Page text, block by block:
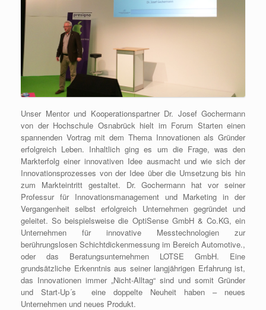
Unser Mentor und Kooperationspartner Dr. Josef Gochermann
von der Hochschule Osnabrück hielt im Forum Starten einen
spannenden Vortrag mit dem Thema Innovationen als Gründer
erfolgreich Leben. Inhaltlich ging es um die Frage, was den
Markterfolg einer innovativen Idee ausmacht und wie sich der
Innovationsprozesses von der Idee über die Umsetzung bis hin
zum Markteintritt gestaltet. Dr. Gochermann hat vor seiner
Professur für Innovationsmanagement und Marketing in der
Vergangenheit selbst erfolgreich Unternehmen gegründet und
geleitet. So beispielsweise die OptiSense GmbH & Co.KG, ein
Unternehmen für innovative Messtechnologien zur
berührungslosen Schichtdickenmessung im Bereich Automotive.,
oder das Beratungsunternehmen LOTSE GmbH. Eine
grundsätzliche Erkenntnis aus seiner langjährigen Erfahrung ist,
das Innovationen immer „Nicht-Alltag“ sind und somit Gründer
und Start-Up´s eine doppelte Neuheit haben – neues
Unternehmen und neues Produkt.